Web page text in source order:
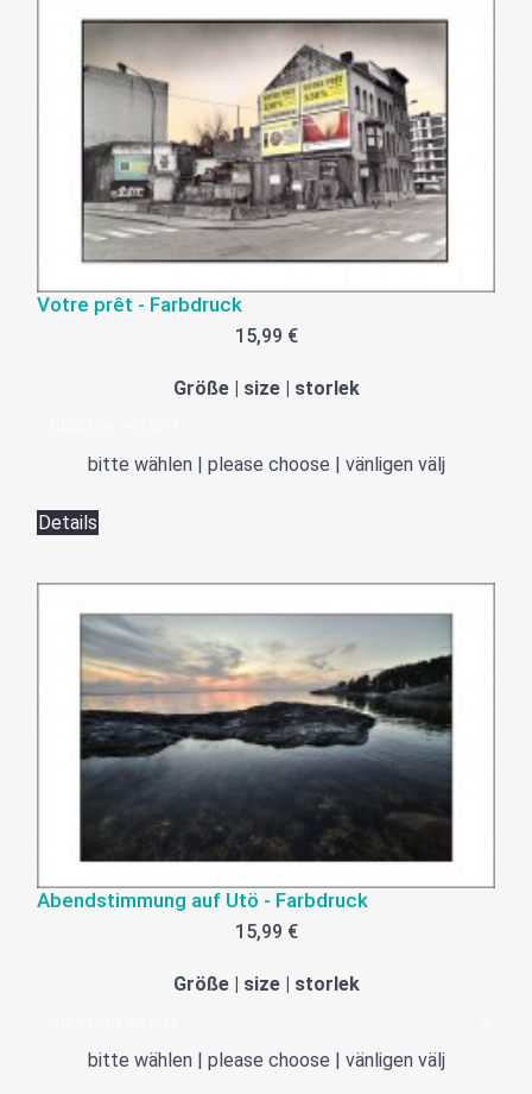
Votre prêt - Farbdruck
15,99 €
Größe | size | storlek
bitte wählen | please choose | vänligen välj
Details
Abendstimmung auf Utö - Farbdruck
15,99 €
Größe | size | storlek
bitte wählen | please choose | vänligen välj